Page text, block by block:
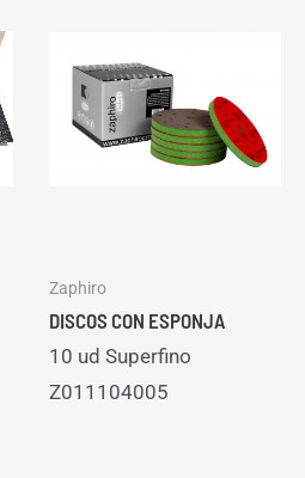
Zaphiro
DISCOS CON ESPONJA
10 ud Superfino
Z011104005